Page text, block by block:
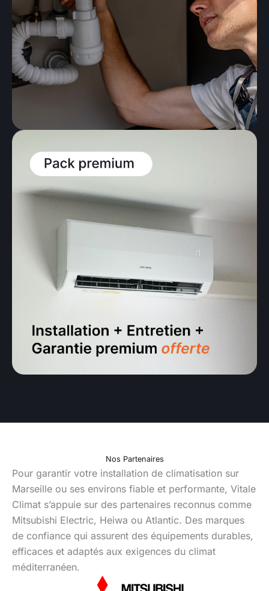
Nos Partenaires
Pour garantir votre installation de climatisation sur
Marseille ou ses environs fiable et performante, Vitale
Climat s’appuie sur des partenaires reconnus comme
Mitsubishi Electric, Heiwa ou Atlantic. Des marques
de confiance qui assurent des équipements durables,
efficaces et adaptés aux exigences du climat
méditerranéen.